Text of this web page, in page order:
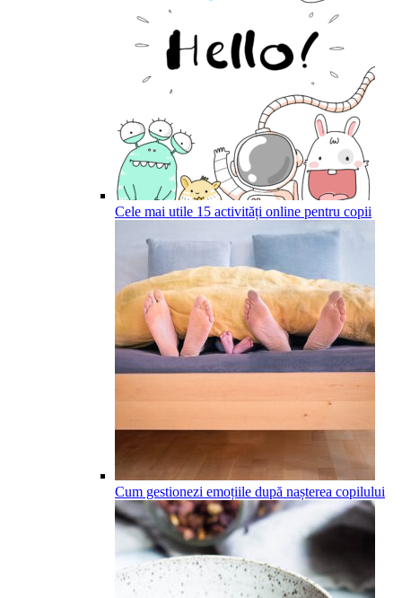
Cele mai utile 15 activități online pentru copii
Cum gestionezi emoțiile după nașterea copilului